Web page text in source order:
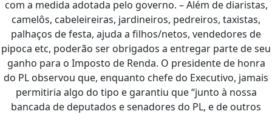
com a medida adotada pelo governo. – Além de diaristas,
camelôs, cabeleireiras, jardineiros, pedreiros, taxistas,
palhaços de festa, ajuda a filhos/netos, vendedores de
pipoca etc, poderão ser obrigados a entregar parte de seu
ganho para o Imposto de Renda. O presidente de honra
do PL observou que, enquanto chefe do Executivo, jamais
permitiria algo do tipo e garantiu que “junto à nossa
bancada de deputados e senadores do PL, e de outros